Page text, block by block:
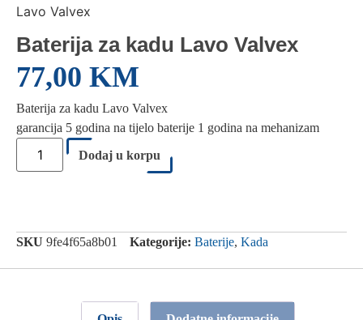
Lavo Valvex
Baterija za kadu Lavo Valvex
77,00 KM
Baterija za kadu Lavo Valvex
garancija 5 godina na tijelo baterije 1 godina na mehanizam
Dodaj u korpu
SKU 9fe4f65a8b01 Kategorije: Baterije, Kada